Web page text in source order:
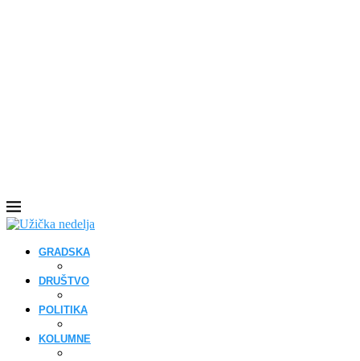
GRADSKA
DRUŠTVO
POLITIKA
KOLUMNE